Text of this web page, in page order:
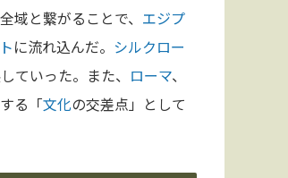
全域と繋がることで、 エジプ
に流れ込んだ。 シルクロー
ていった。また、 ローマ、
る「文化の交差点」として